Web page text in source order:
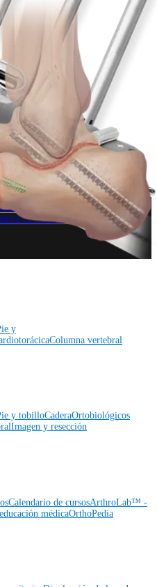
educativas
en Arthrex?
y
Columna vertebral
y tobilloCaderaOrtobiológicos
Imagen y resección
Calendario de cursosArthroLab™ -
médicaOrthoPedia